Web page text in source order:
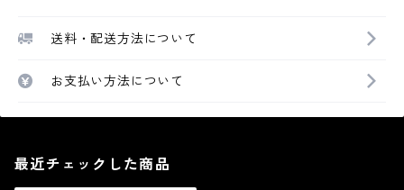
送料・配送方法について
お支払い方法について
最近チェックした商品